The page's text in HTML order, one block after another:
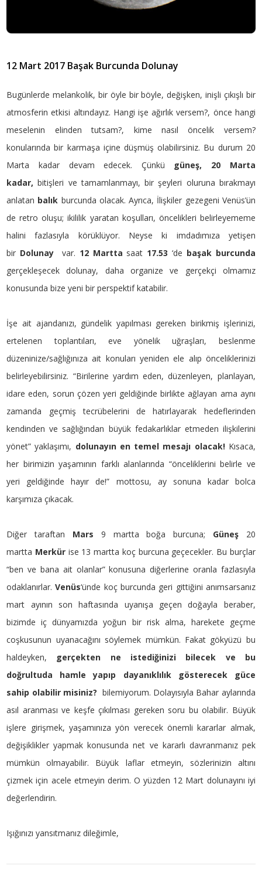
12 Mart 2017 Başak Burcunda Dolunay
Bugünlerde melankolik, bir öyle bir böyle, değişken, inişli çıkışlı bir
atmosferin etkisi altındayız. Hangi işe ağırlık versem?, önce hangi
meselenin elinden tutsam?, kime nasıl öncelik versem?
konularında bir karmaşa içine düşmüş olabilirsiniz. Bu durum 20
Marta kadar devam edecek. Çünkü güneş, 20 Marta
kadar, bitişleri ve tamamlanmayı, bir şeyleri oluruna bırakmayı
anlatan balık burcunda olacak. Ayrıca, İlişkiler gezegeni Venüs’ün
de retro oluşu; ikililik yaratan koşulları, öncelikleri belirleyememe
halini fazlasıyla körüklüyor. Neyse ki imdadımıza yetişen
bir Dolunay var. 12 Martta saat 17.53 ‘de başak burcunda
gerçekleşecek dolunay, daha organize ve gerçekçi olmamız
konusunda bize yeni bir perspektif katabilir.
İşe ait ajandanızı, gündelik yapılması gereken birikmiş işlerinizi,
ertelenen toplantıları, eve yönelik uğraşları, beslenme
düzeninize/sağlığınıza ait konuları yeniden ele alıp önceliklerinizi
belirleyebilirsiniz. “Birilerine yardım eden, düzenleyen, planlayan,
idare eden, sorun çözen yeri geldiğinde birlikte ağlayan ama aynı
zamanda geçmiş tecrübelerini de hatırlayarak hedeflerinden
kendinden ve sağlığından büyük fedakarlıklar etmeden ilişkilerini
yönet” yaklaşımı, dolunayın en temel mesajı olacak!Kısaca,
her birimizin yaşamının farklı alanlarında “önceliklerini belirle ve
yeri geldiğinde hayır de!” mottosu, ay sonuna kadar bolca
karşımıza çıkacak.
Diğer taraftan Mars 9 martta boğa burcuna; Güneş20
martta Merkür ise 13 martta koç burcuna geçecekler. Bu burçlar
“ben ve bana ait olanlar” konusuna diğerlerine oranla fazlasıyla
odaklanırlar.Venüs‘ünde koç burcunda geri gittiğini anımsarsanız
mart ayının son haftasında uyanışa geçen doğayla beraber,
bizimde iç dünyamızda yoğun bir risk alma, harekete geçme
coşkusunun uyanacağını söylemek mümkün. Fakat gökyüzü bu
haldeyken, gerçekten ne istediğinizi bilecek ve bu
doğrultuda hamle yapıp dayanıklılık gösterecek güce
sahip olabilir misiniz? bilemiyorum. Dolayısıyla Bahar aylarında
asıl aranması ve keşfe çıkılması gereken soru bu olabilir. Büyük
işlere girişmek, yaşamınıza yön verecek önemli kararlar almak,
değişiklikler yapmak konusunda net ve kararlı davranmanız pek
mümkün olmayabilir. Büyük laflar etmeyin, sözlerinizin altını
çizmek için acele etmeyin derim. O yüzden 12 Mart dolunayını iyi
değerlendirin.
Işığınızı yansıtmanız dileğimle,